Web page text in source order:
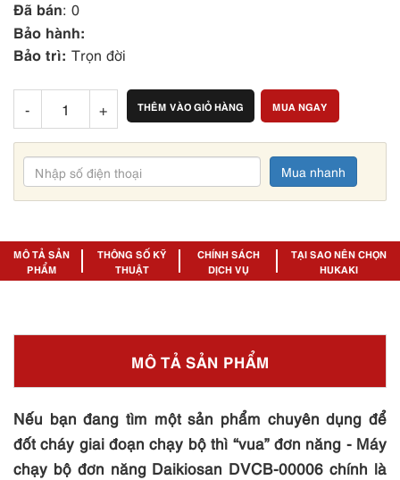
Đã bán: 0
Bảo hành:
Bảo trì: Trọn đời
- + THÊM VÀO GIỎ HÀNG MUA NGAY
Mua nhanh
MÔ TẢ SẢN
PHẨM
THÔNG SỐ KỸ
THUẬT
CHÍNH SÁCH
DỊCH VỤ
TẠI SAO NÊN CHỌN
HUKAKI
MÔ TẢ SẢN PHẨM
Nếu bạn đang tìm một sản phẩm chuyên dụng để
đốt cháy giai đoạn chạy bộ thì “vua” đơn năng - Máy
chạy bộ đơn năng Daikiosan DVCB-00006 chính là